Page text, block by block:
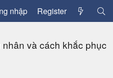
nhập Register
và cách khắc phục